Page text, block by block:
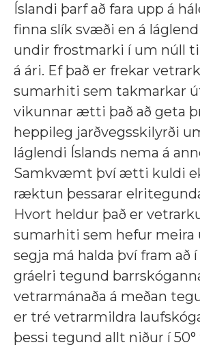
Íslandi þarf að fara upp á
finna slík svæði en á
undir frostmarki í um núll
á ári. Ef það er frekar
sumarhiti sem takmarkar
vikunnar ætti það að geta
heppileg jarðvegsskilyrði
láglendi Íslands nema á
Samkvæmt því ætti kuldi
ræktun þessarar
Hvort heldur það er
sumarhiti sem hefur meira
segja má halda því fram að
gráelri tegund
vetrarmánaða á meðan
er tré vetrarmildra
þessi tegund allt niður í